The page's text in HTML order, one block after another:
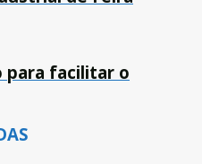
para facilitar o